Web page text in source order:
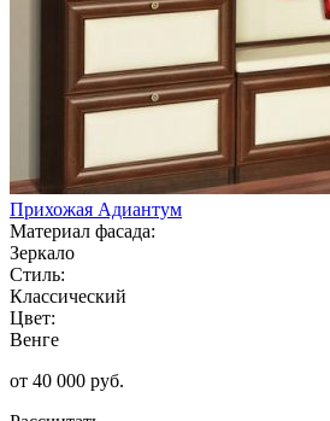
Прихожая Адиантум
Материал фасада:
Зеркало
Стиль:
Классический
Цвет:
Венге
от 40 000 руб.